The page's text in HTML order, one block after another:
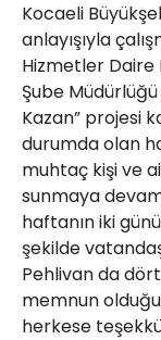
Kocaeli
anlayışıyla
Hizmetler Daire
Şube
Kazan” projesi
durumda olan
muhtaç kişi ve
sunmaya
haftanın iki
şekilde
Pehlivan da
memnun
herkese